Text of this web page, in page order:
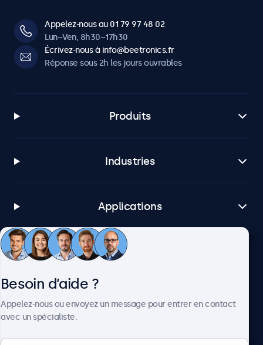
Appelez-nous au 01 79 97 48 02
Lun–Ven, 8h30–17h30
Écrivez-nous à info@beetronics.fr
Réponse sous 2h les jours ouvrables
Produits
Industries
Applications
Service client
Besoin d’aide ?
Appelez-nous ou envoyez un message pour entrer en contact
avec un spécialiste.